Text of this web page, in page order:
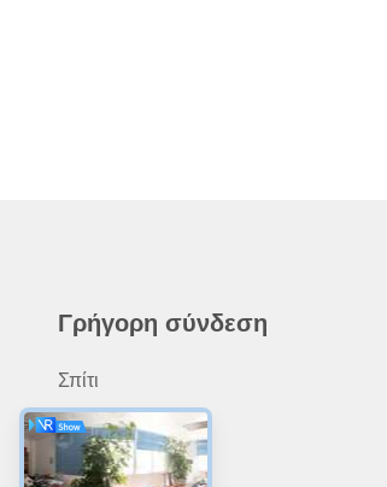
Γρήγορη σύνδεση
Σπίτι
Προϊόντα
Σχετικά Με Εμάς